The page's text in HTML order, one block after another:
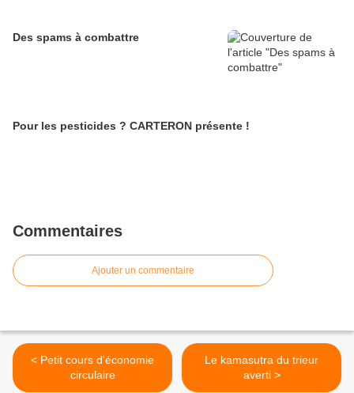
Des spams à combattre
Pour les pesticides ? CARTERON présente !
Commentaires
Ajouter un commentaire
< Petit cours d'économie
circulaire
Le kamasutra du trieur
averti >